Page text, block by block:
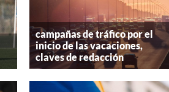
campañas de tráfico por el
inicio de las vacaciones,
claves de redacción